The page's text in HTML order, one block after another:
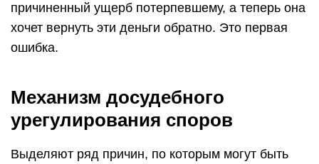
причиненный ущерб потерпевшему, а теперь она
хочет вернуть эти деньги обратно. Это первая
ошибка.
Механизм досудебного
урегулирования споров
Выделяют ряд причин, по которым могут быть